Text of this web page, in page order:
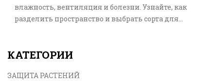
влажность, вентиляция и болезни. Узнайте, как
разделить пространство и выбрать сорта для
КАТЕГОРИИ
ЗАЩИТА РАСТЕНИЙ